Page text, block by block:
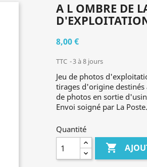
A L OMBRE DE
8,00 €
TTC 3 à 8 jours
Jeu de photos
tirages d'origine destinés
de photos en sortie
Envoi soigné par La Poste.
Quantité
